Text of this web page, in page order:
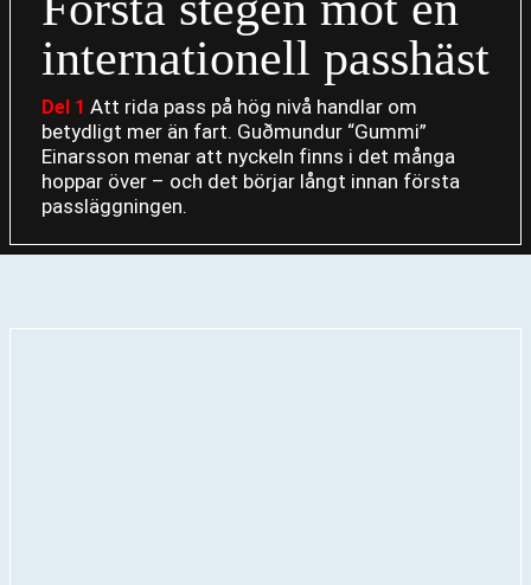
internationell passhäst
Del 1 Att rida pass på hög nivå handlar om
betydligt mer än fart. Guðmundur “Gummi”
Einarsson menar att nyckeln finns i det många
hoppar över – och det börjar långt innan första
passläggningen.